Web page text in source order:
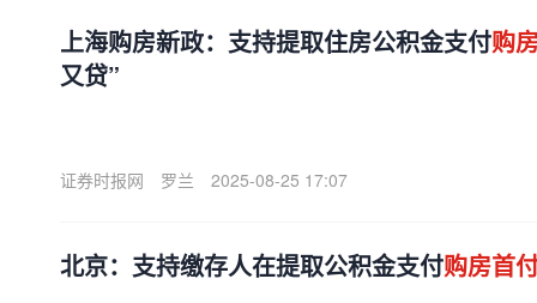
上海购房新政：支持提取住房公积金支付购
又贷”
证券时报网 罗兰 2025-08-25 17:07
北京：支持缴存人在提取公积金支付购房首